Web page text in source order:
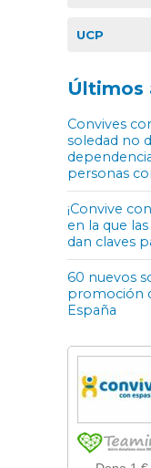
UCP
Últimos
Convives
soledad no
personas
¡Convive
en la que
dan claves
60 nuevos
promoción
España